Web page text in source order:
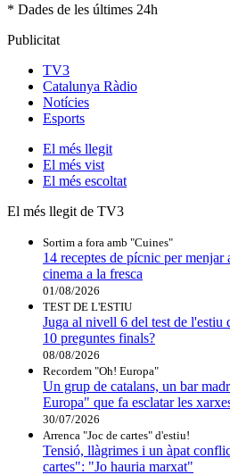
* Dades de les últimes 24h
Publicitat
TV3
Catalunya Ràdio
Notícies
Esports
El més llegit
El més vist
El més escoltat
El més llegit de TV3
Sortim a fora amb "Cuines"
14 receptes de pícnic per menjar
cinema a la fresca
01/08/2026
TEST DE L'ESTIU
Juga al nivell 6 del test de l'estiu
10 preguntes finals?
08/08/2026
Recordem "Oh! Europa"
Un grup de catalans, un bar
Europa" que fa esclatar les
30/07/2026
Arrenca "Joc de cartes" d'estiu!
Tensió, llàgrimes i un àpat
cartes": "Jo hauria marxat"